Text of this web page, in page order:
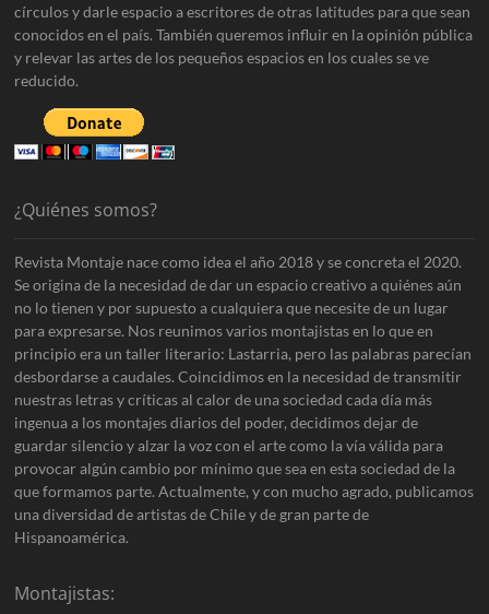
círculos y darle espacio a escritores de otras latitudes para que sean
conocidos en el país. También queremos influir en la opinión pública
y relevar las artes de los pequeños espacios en los cuales se ve
reducido.
¿Quiénes somos?
Revista Montaje nace como idea el año 2018 y se concreta el 2020.
Se origina de la necesidad de dar un espacio creativo a quiénes aún
no lo tienen y por supuesto a cualquiera que necesite de un lugar
para expresarse. Nos reunimos varios montajistas en lo que en
principio era un taller literario: Lastarria, pero las palabras parecían
desbordarse a caudales. Coincidimos en la necesidad de transmitir
nuestras letras y críticas al calor de una sociedad cada día más
ingenua a los montajes diarios del poder, decidimos dejar de
guardar silencio y alzar la voz con el arte como la vía válida para
provocar algún cambio por mínimo que sea en esta sociedad de la
que formamos parte. Actualmente, y con mucho agrado, publicamos
una diversidad de artistas de Chile y de gran parte de
Hispanoamérica.
Montajistas: